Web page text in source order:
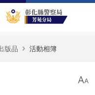
版品 活動相簿